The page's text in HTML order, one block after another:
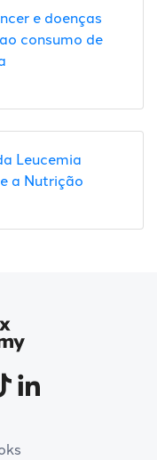
e doenças
consumo de
Leucemia
a Nutrição